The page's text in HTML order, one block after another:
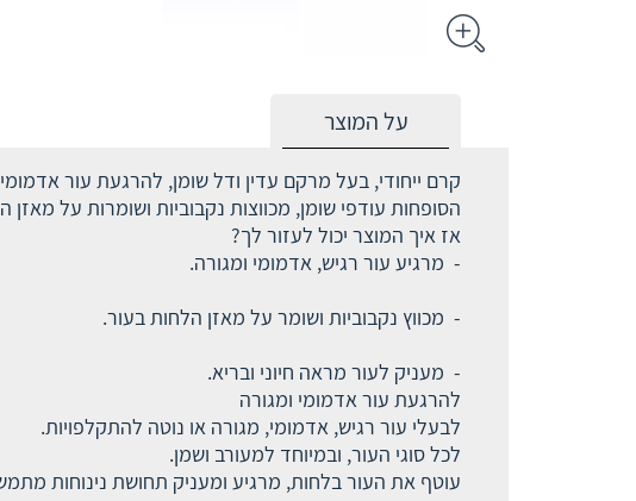
על המוצר
קרם ייחודי, בעל מרקם עדין ודל שומן, להרגעת עור
הסופחות עודפי שומן, מכווצות נקבוביות ושומרות על
אז איך המוצר יכול לעזור לך?
- מרגיע עור רגיש, אדמומי ומגורה.
- מכווץ נקבוביות ושומר על מאזן הלחות בעור.
- מעניק לעור מראה חיוני ובריא.
להרגעת עור אדמומי ומגורה
לבעלי עור רגיש, אדמומי, מגורה או נוטה להתקלפויות.
לכל סוגי העור, ובמיוחד למעורב ושמן.
עוטף את העור בלחות, מרגיע ומעניק תחושת נינוחות